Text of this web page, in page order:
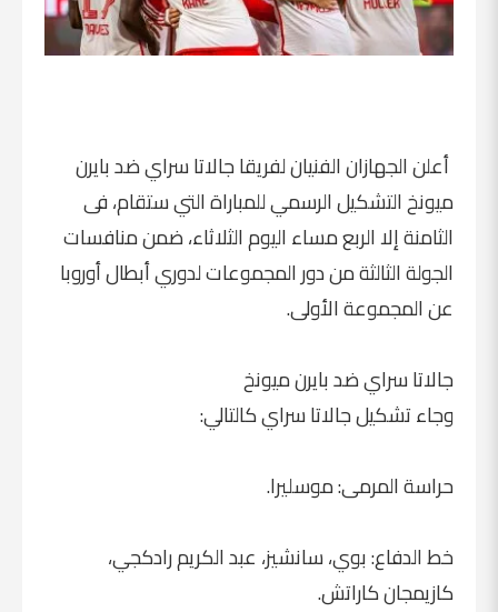
أعلن الجهازان الفنيان لفريقا جالاتا سراي ضد بايرن
ميونخ التشكيل الرسمي للمباراة التي ستقام، فى
الثامنة إلا الربع مساء اليوم الثلاثاء، ضمن منافسات
الجولة الثالثة من دور المجموعات لدوري أبطال أوروبا
عن المجموعة الأولى.
جالاتا سراي ضد بايرن ميونخ
وجاء تشكيل جالاتا سراي كالتالي:
حراسة المرمى: موسليرا.
خط الدفاع: بوي، سانشيز، عبد الكريم رادكجي،
كازيمجان كاراتش.